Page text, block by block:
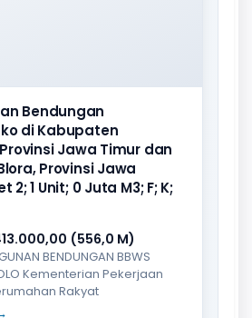
Bendungan
di Kabupaten
Jawa Timur dan
Provinsi Jawa
2; 1 Unit; 0 Juta M3; F; K;
(556,0 M)
BENDUNGAN BBWS
Kementerian Pekerjaan
Rakyat